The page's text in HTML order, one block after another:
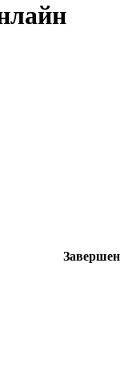
Завершен